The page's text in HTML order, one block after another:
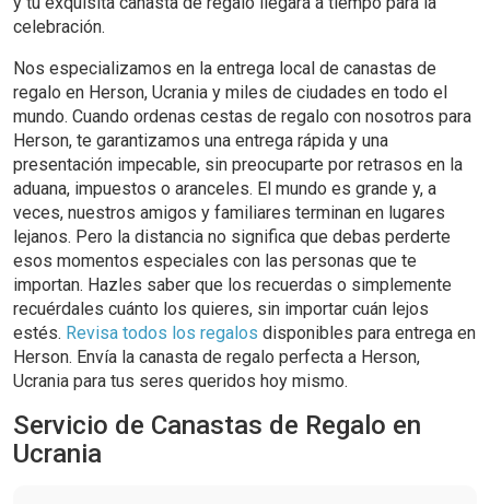
celebración.
Nos especializamos en la entrega local de canastas de
regalo en Herson, Ucrania y miles de ciudades en todo el
mundo. Cuando ordenas cestas de regalo con nosotros para
Herson, te garantizamos una entrega rápida y una
presentación impecable, sin preocuparte por retrasos en la
aduana, impuestos o aranceles. El mundo es grande y, a
veces, nuestros amigos y familiares terminan en lugares
lejanos. Pero la distancia no significa que debas perderte
esos momentos especiales con las personas que te
importan. Hazles saber que los recuerdas o simplemente
recuérdales cuánto los quieres, sin importar cuán lejos
estés. Revisa todos los regalos disponibles para entrega en
Herson. Envía la canasta de regalo perfecta a Herson,
Ucrania para tus seres queridos hoy mismo.
Servicio de Canastas de Regalo en
Ucrania